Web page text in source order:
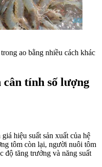
ao bằng nhiều cách khác
cân tính số lượng
hiệu suất sản xuất của hệ
tôm còn lại, người nuôi tôm
độ tăng trưởng và năng suất